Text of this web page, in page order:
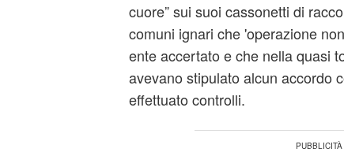
cuore” sui suoi cassonetti di
comuni ignari che 'operazione
ente accertato e che nella quasi
avevano stipulato alcun accordo
effettuato controlli.